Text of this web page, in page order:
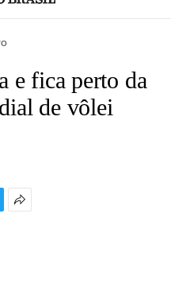
e fica perto da
de vôlei